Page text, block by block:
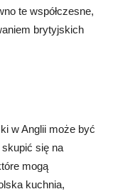
te współczesne,
brytyjskich
w Anglii może być
skupić się na
mogą
kuchnia,